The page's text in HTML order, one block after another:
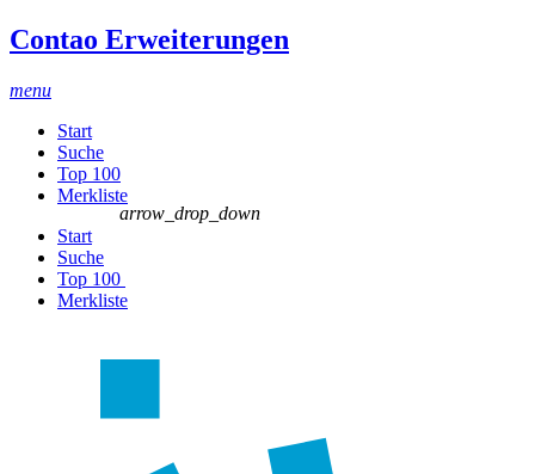
Contao Erweiterungen
menu
Start
Suche
Top 100
Merkliste
Start
Suche
Top 100
arrow_drop_down
Merkliste